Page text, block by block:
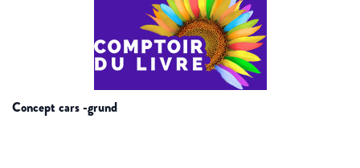
concept cars -grund